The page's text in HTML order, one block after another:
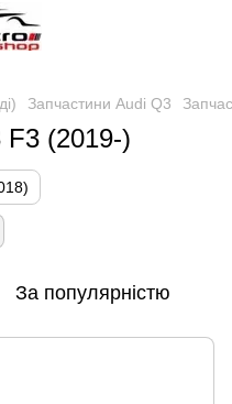
Запчастини Audi Q3
F3 (2019-)
За популярністю